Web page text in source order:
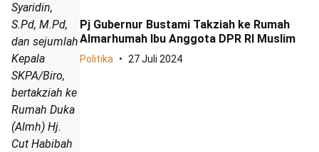
Syaridin,
S.Pd, M.Pd,
dan sejumlah
Kepala
SKPA/Biro,
bertakziah ke
Rumah Duka
(Almh) Hj.
Cut Habibah
Pj Gubernur Bustami Takziah ke Rumah
Almarhumah Ibu Anggota DPR RI Muslim
Politika 27 Juli 2024